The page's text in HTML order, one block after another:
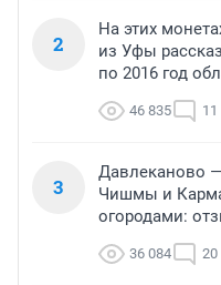
2
На этих
из Уфы
по 2016 год
46 835 11
3
Давлеканово
Чишмы и
огородами:
36 084 20